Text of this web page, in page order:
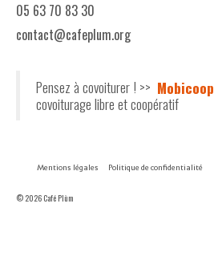
05 63 70 83 30
contact@cafeplum.org
Pensez à covoiturer ! >> Mobicoop
covoiturage libre et coopératif
Mentions légales Politique de confidentialité
© 2026 Café Plùm